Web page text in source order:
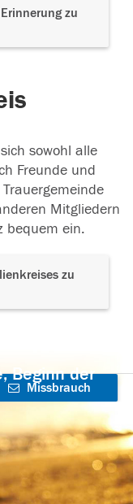
zu
sowohl alle
Freunde und
Mitgliedern
bequem ein.
zu
Beginn der
Missbrauch